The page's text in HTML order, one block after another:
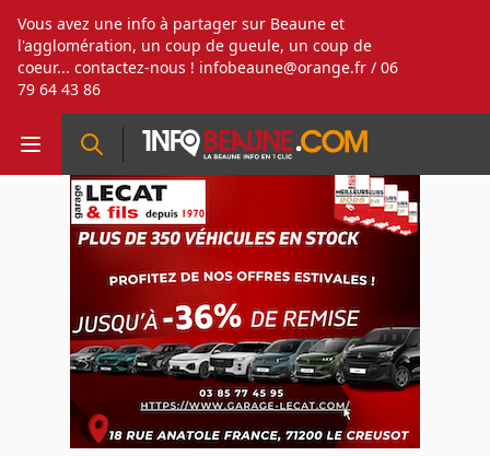
Vous avez une info à partager sur Beaune et
l'agglomération, un coup de gueule, un coup de
coeur... contactez-nous ! infobeaune@orange.fr / 06
79 64 43 86